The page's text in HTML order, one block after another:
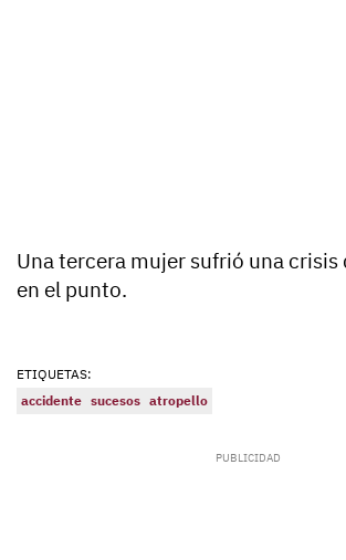
Una tercera mujer sufrió una crisis
en el punto.
ETIQUETAS:
accidente sucesos atropello